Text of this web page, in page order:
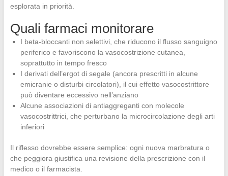
esplorata in priorità.
Quali farmaci monitorare
I beta-bloccanti non selettivi, che riducono il flusso sanguigno
periferico e favoriscono la vasocostrizione cutanea,
soprattutto in tempo fresco
I derivati dell’ergot di segale (ancora prescritti in alcune
emicranie o disturbi circolatori), il cui effetto vasocostrittore
può diventare eccessivo nell’anziano
Alcune associazioni di antiaggreganti con molecole
vasocostrittrici, che perturbano la microcircolazione degli arti
inferiori
Il riflesso dovrebbe essere semplice: ogni nuova marbratura o
che peggiora giustifica una revisione della prescrizione con il
medico o il farmacista.